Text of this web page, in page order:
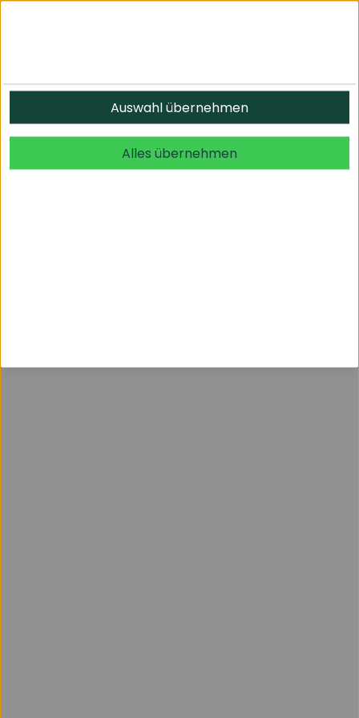
© 2026 undefined. alle Rechte vorbehalten.
Auswahl übernehmen
Alles übernehmen